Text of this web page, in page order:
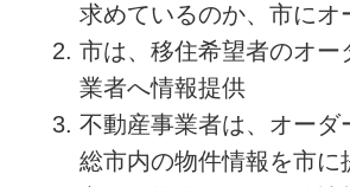
求めているのか、市にオ
市は、移住希望者のオー
業者へ情報提供
不動産事業者は、オーダ
総市内の物件情報を市に